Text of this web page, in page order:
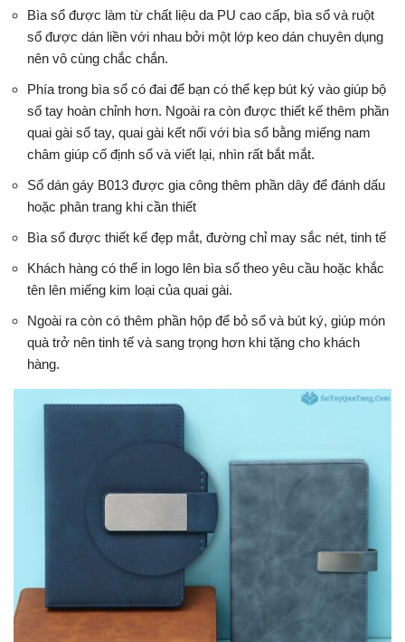
Bìa sổ được làm từ chất liệu da PU cao cấp, bìa sổ và ruột
sổ được dán liền với nhau bởi một lớp keo dán chuyên dụng
nên vô cùng chắc chắn.
Phía trong bìa sổ có đai để bạn có thể kẹp bút ký vào giúp bộ
sổ tay hoàn chỉnh hơn. Ngoài ra còn được thiết kế thêm phần
quai gài sổ tay, quai gài kết nối với bìa sổ bằng miếng nam
châm giúp cố định sổ và viết lại, nhìn rất bắt mắt.
Sổ dán gáy B013 được gia công thêm phần dây để đánh dấu
hoặc phân trang khi cần thiết
Bìa sổ được thiết kế đẹp mắt, đường chỉ may sắc nét, tinh tế
Khách hàng có thể in logo lên bìa sổ theo yêu cầu hoặc khắc
tên lên miếng kim loại của quai gài.
Ngoài ra còn có thêm phần hộp để bỏ sổ và bút ký, giúp món
quà trở nên tinh tế và sang trọng hơn khi tặng cho khách
hàng.